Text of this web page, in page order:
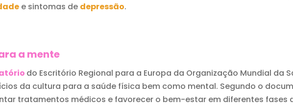
e sintomas de depressão.
a mente
do Escritório Regional para a Europa da Organização Mundial da
da cultura para a saúde física bem como mental. Segundo o
tratamentos médicos e favorecer o bem-estar em diferentes fases